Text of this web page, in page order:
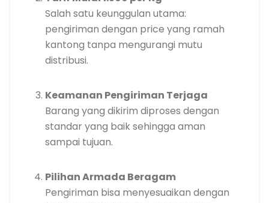
Salah satu keunggulan utama:
pengiriman dengan price yang ramah
kantong tanpa mengurangi mutu
distribusi.
Keamanan Pengiriman Terjaga
Barang yang dikirim diproses dengan
standar yang baik sehingga aman
sampai tujuan.
Pilihan Armada Beragam
Pengiriman bisa menyesuaikan dengan